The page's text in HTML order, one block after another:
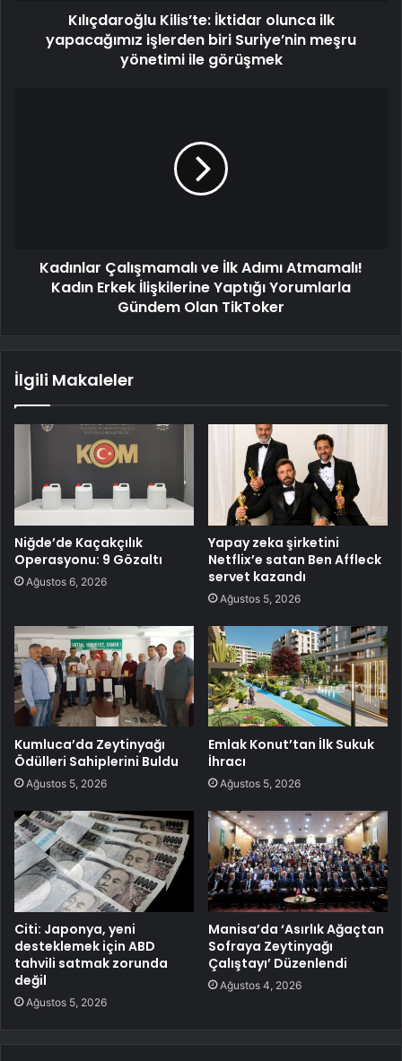
Kılıçdaroğlu Kilis’te: İktidar olunca ilk
yapacağımız işlerden biri Suriye’nin meşru
yönetimi ile görüşmek
Kadınlar Çalışmamalı ve İlk Adımı Atmamalı!
Kadın Erkek İlişkilerine Yaptığı Yorumlarla
Gündem Olan TikToker
İlgili Makaleler
Niğde’de Kaçakçılık
Operasyonu: 9 Gözaltı
Ağustos 6, 2026
Yapay zeka şirketini
Netflix’e satan Ben Affleck
servet kazandı
Ağustos 5, 2026
Kumluca’da Zeytinyağı
Ödülleri Sahiplerini Buldu
Ağustos 5, 2026
Emlak Konut’tan İlk Sukuk
İhracı
Ağustos 5, 2026
Citi: Japonya, yeni
desteklemek için ABD
tahvili satmak zorunda
değil
Ağustos 5, 2026
Manisa’da ‘Asırlık Ağaçtan
Sofraya Zeytinyağı
Çalıştayı’ Düzenlendi
Ağustos 4, 2026